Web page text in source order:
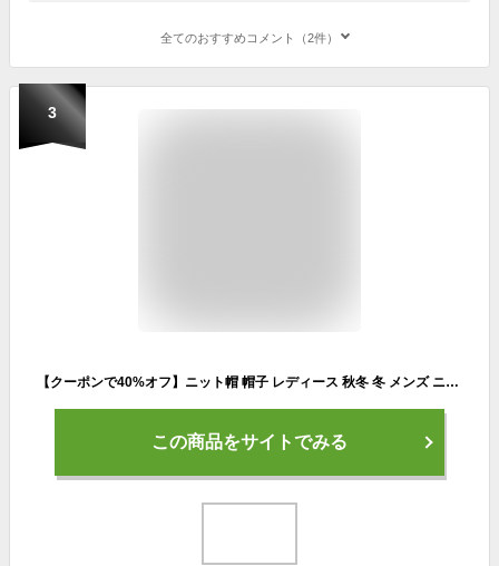
全てのおすすめコメント（2件）
3
【クーポンで40%オフ】ニット帽 帽子 レディース 秋冬 冬 メンズ ニット【3Gブルックリンニット帽】ゆったり 家族 親子 お揃い おしゃれ スノボ スキー 防寒 散歩 ニット帽子 暖 大きい ふわふわ キャンプ アウトドア 毛糸 旅行 プレゼント ふわふわ
この商品をサイトでみる